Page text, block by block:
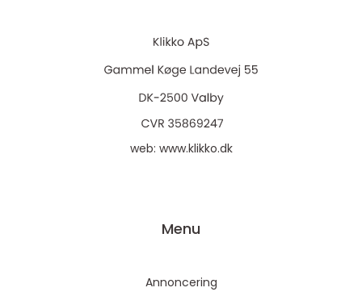
web: www.klikko.dk
Menu
Annoncering